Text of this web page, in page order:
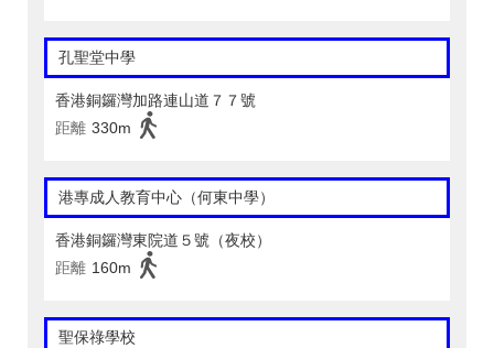
孔聖堂中學
香港銅鑼灣加路連山道７７號
距離 330m
港專成人教育中心（何東中學）
香港銅鑼灣東院道５號（夜校）
距離 160m
聖保祿學校